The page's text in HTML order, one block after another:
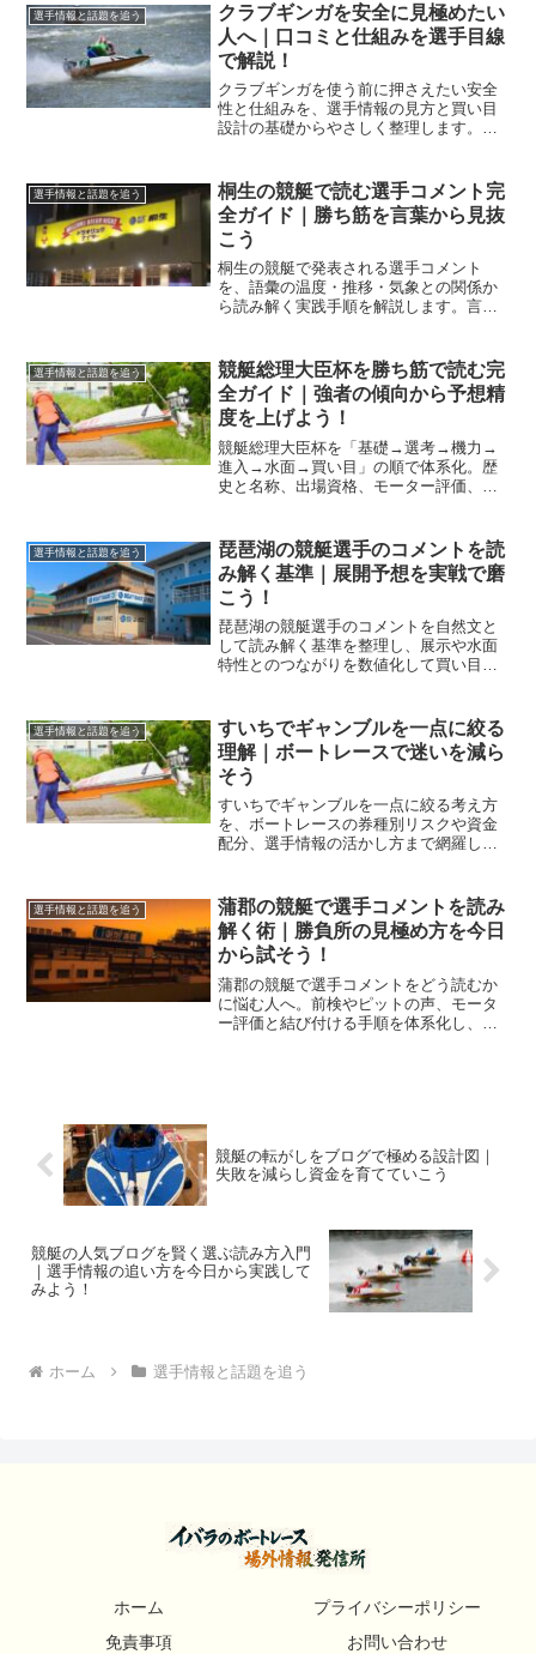
選手情報と話題を追う
クラブギンガを安全に見極めたい
人へ｜口コミと仕組みを選手目線
で解説！
クラブギンガを使う前に押さえたい安全
性と仕組みを、選手情報の見方と買い目
設計の基礎からやさしく整理します。口
す。
選手情報と話題を追う
桐生の競艇で読む選手コメント完
全ガイド｜勝ち筋を言葉から見抜
こう
桐生の競艇で発表される選手コメント
を、語彙の温度・推移・気象との関係か
ら読み解く実践手順を解説します。言葉
ます。
選手情報と話題を追う
競艇総理大臣杯を勝ち筋で読む完
全ガイド｜強者の傾向から予想精
度を上げよう！
競艇総理大臣杯を「基礎→選考→機力→
進入→水面→買い目」の順で体系化。歴
史と名称、出場資格、モーター評価、コ
引き上げます。
選手情報と話題を追う
琵琶湖の競艇選手のコメントを読
み解く基準｜展開予想を実戦で磨
こう！
琵琶湖の競艇選手のコメントを自然文と
して読み解く基準を整理し、展示や水面
特性とのつながりを数値化して買い目へ
提示します。
選手情報と話題を追う
すいちでギャンブルを一点に絞る
理解｜ボートレースで迷いを減ら
そう
すいちでギャンブルを一点に絞る考え方
を、ボートレースの券種別リスクや資金
配分、選手情報の活かし方まで網羅して
ちます。
選手情報と話題を追う
蒲郡の競艇で選手コメントを読み
解く術｜勝負所の見極め方を今日
から試そう！
蒲郡の競艇で選手コメントをどう読むか
に悩む人へ。前検やピットの声、モータ
ー評価と結び付ける手順を体系化し、買
競艇の転がしをブログで極める設計図｜
失敗を減らし資金を育てていこう
競艇の人気ブログを賢く選ぶ読み方入門
｜選手情報の追い方を今日から実践して
みよう！
ホーム 選手情報と話題を追う
ホーム
プライバシーポリシー
免責事項
お問い合わせ